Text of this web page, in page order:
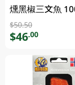
燻黑椒三文魚
$50.50
$46.00